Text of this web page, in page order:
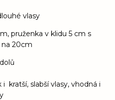
vlasy
pruženka v klidu 5 cm s
20cm
kratší, slabší vlasy, vhodná i